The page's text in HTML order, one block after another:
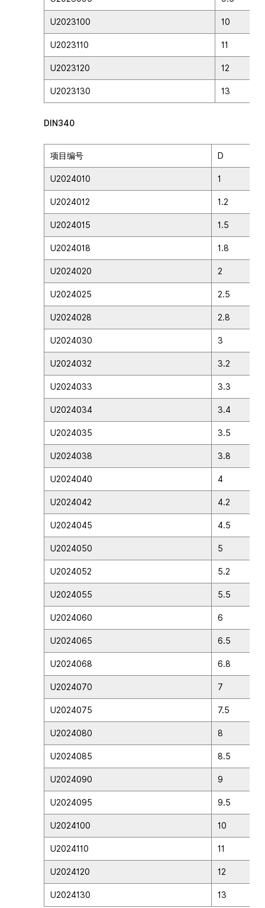
U2023100 10
U2023110 11
U2023120 12
U2023130 13
DIN340
项目编号 D
U2024010 1
U2024012 1.2
U2024015 1.5
U2024018 1.8
U2024020 2
U2024025 2.5
U2024028 2.8
U2024030 3
U2024032 3.2
U2024033 3.3
U2024034 3.4
U2024035 3.5
U2024038 3.8
U2024040 4
U2024042 4.2
U2024045 4.5
U2024050 5
U2024052 5.2
U2024055 5.5
U2024060 6
U2024065 6.5
U2024068 6.8
U2024070 7
U2024075 7.5
U2024080 8
U2024085 8.5
U2024090 9
U2024095 9.5
U2024100 10
U2024110 11
U2024120 12
U2024130 13